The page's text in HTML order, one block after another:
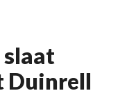
slaat
Duinrell